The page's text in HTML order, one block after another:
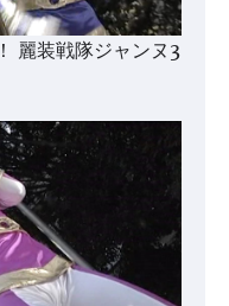
麗装戦隊ジャンヌ3